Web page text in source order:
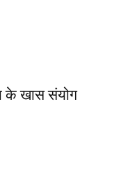
के खास संयोग